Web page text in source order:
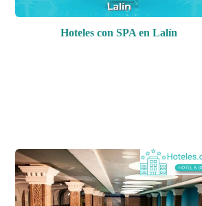
Hoteles con SPA en Lalín